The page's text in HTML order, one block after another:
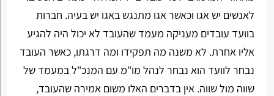
לאנשים יש אגו וכאשר אגו מתנגש באגו יש בעיה. חברות
בוועד עובדים מעניקה מעמד שהעובד לא יכול היה להגיע
אליו אחרת. לא משנה מה תפקידו ומה דרגתו, כאשר העובד
נבחר לוועד הוא נבחר לנהל מו"מ עם המנכ"ל במעמד של
שווה מול שווה. אין בדברים האלו משום אמירה שהעובד,